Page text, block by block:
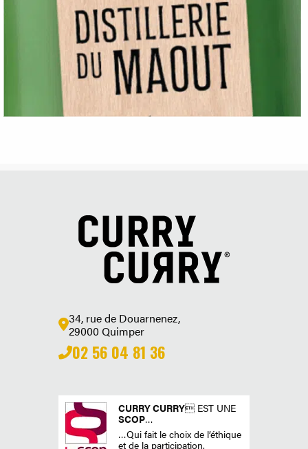
34, rue de Douarnenez,
29000 Quimper
02 56 04 81 36
CURRY CURRY EST UNE
SCOP…
…Qui fait le choix de l’éthique
et de la participation.